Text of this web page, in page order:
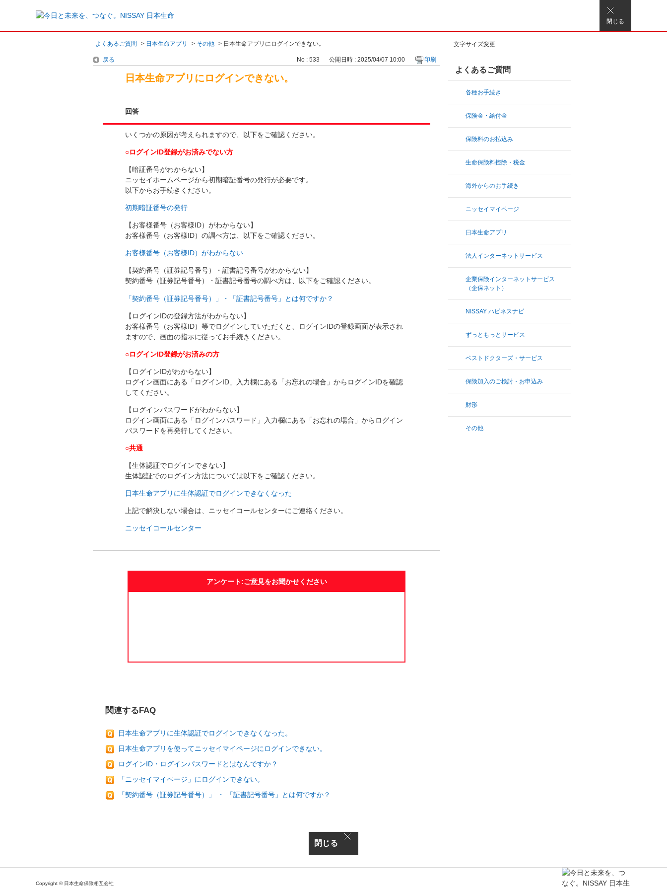
閉じる
文字サイズ変更
よくあるご質問 > 日本生命アプリ > その他 > 日本生命アプリにログインできない。
よくあるご質問
各種お手続き
保険金・給付金
保険料のお払込み
生命保険料控除・税金
海外からのお手続き
ニッセイマイページ
日本生命アプリ
法人インターネットサービス
企業保険インターネットサービス
（企保ネット）
NISSAY ハピネスナビ
ずっともっとサービス
ベストドクターズ・サービス
保険加入のご検討・お申込み
財形
その他
戻る No : 533 公開日時 : 2025/04/07 10:00 印刷
日本生命アプリにログインできない。
回答
いくつかの原因が考えられますので、以下をご確認ください。
○ログインID登録がお済みでない方
【暗証番号がわからない】
ニッセイホームページから初期暗証番号の発行が必要です。
以下からお手続きください。
初期暗証番号の発行
【お客様番号（お客様ID）がわからない】
お客様番号（お客様ID）の調べ方は、以下をご確認ください。
お客様番号（お客様ID）がわからない
【契約番号（証券記号番号）・証書記号番号がわからない】
契約番号（証券記号番号）・証書記号番号の調べ方は、以下をご確認ください。
「契約番号（証券記号番号）」・「証書記号番号」とは何ですか？
【ログインIDの登録方法がわからない】
お客様番号（お客様ID）等でログインしていただくと、ログインIDの登録画面が表示され
ますので、画面の指示に従ってお手続きください。
○ログインID登録がお済みの方
【ログインIDがわからない】
ログイン画面にある「ログインID」入力欄にある「お忘れの場合」からログインIDを確認
してください。
【ログインパスワードがわからない】
ログイン画面にある「ログインパスワード」入力欄にある「お忘れの場合」からログイン
パスワードを再発行してください。
○共通
【生体認証でログインできない】
生体認証でのログイン方法については以下をご確認ください。
日本生命アプリに生体認証でログインできなくなった
上記で解決しない場合は、ニッセイコールセンターにご連絡ください。
ニッセイコールセンター
アンケート:ご意見をお聞かせください
関連するFAQ
日本生命アプリに生体認証でログインできなくなった。
日本生命アプリを使ってニッセイマイページにログインできない。
ログインID・ログインパスワードとはなんですか？
「ニッセイマイページ」にログインできない。
「契約番号（証券記号番号）」 ・ 「証書記号番号」とは何ですか？
閉じる
Copyright © 日本生命保険相互会社